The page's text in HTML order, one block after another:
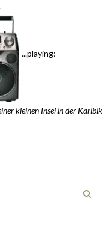
...playing:
kleinen Insel in der Karibik